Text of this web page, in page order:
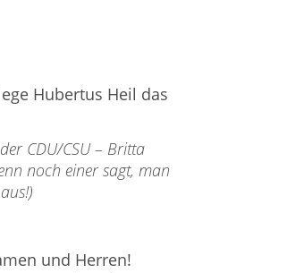
Hubertus Heil das
CDU/CSU – Britta
noch einer sagt, man
und Her­ren!